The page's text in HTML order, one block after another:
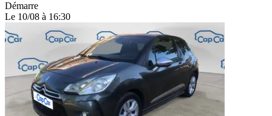
Démarre
Le 10/08 à 16:30